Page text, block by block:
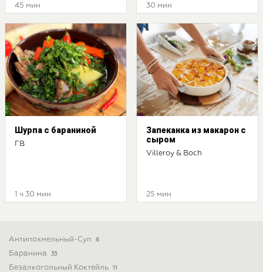
45 мин 30 мин
Шурпа с бараниной
ГВ
1 ч 30 мин
Запеканка из макарон с
сыром
Villeroy & Boch
25 мин
Антипохмельный-Суп 6
Баранина 33
Безалкогольный Коктейль 11